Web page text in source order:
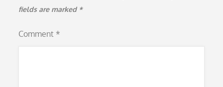
fields are marked *
Comment *